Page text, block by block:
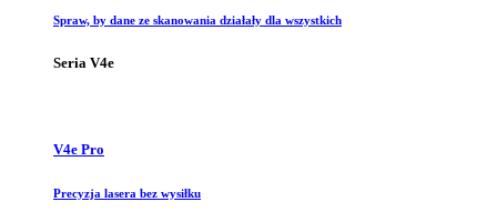
Spraw, by dane ze skanowania działały dla wszystkich
Seria V4e
V4e Pro
Precyzja lasera bez wysiłku